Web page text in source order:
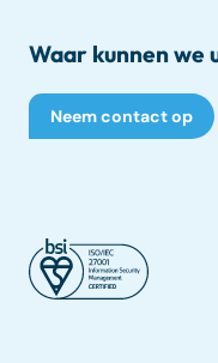
Waar kunnen we
Neem contact op